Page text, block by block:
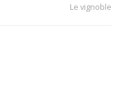
Le vignoble